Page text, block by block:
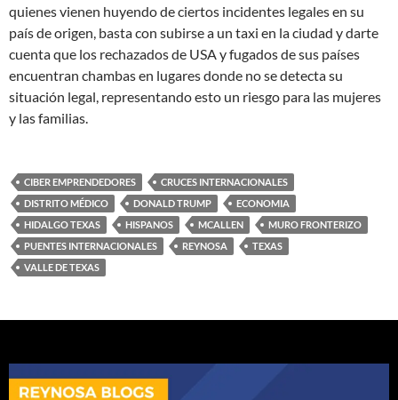
quienes vienen huyendo de ciertos incidentes legales en su
país de origen, basta con subirse a un taxi en la ciudad y darte
cuenta que los rechazados de USA y fugados de sus países
encuentran chambas en lugares donde no se detecta su
situación legal, representando esto un riesgo para las mujeres
y las familias.
CIBER EMPRENDEDORES
CRUCES INTERNACIONALES
DISTRITO MÉDICO
DONALD TRUMP
ECONOMIA
HIDALGO TEXAS
HISPANOS MCALLEN
MURO FRONTERIZO
PUENTES INTERNACIONALES
REYNOSA
TEXAS
VALLE DE TEXAS